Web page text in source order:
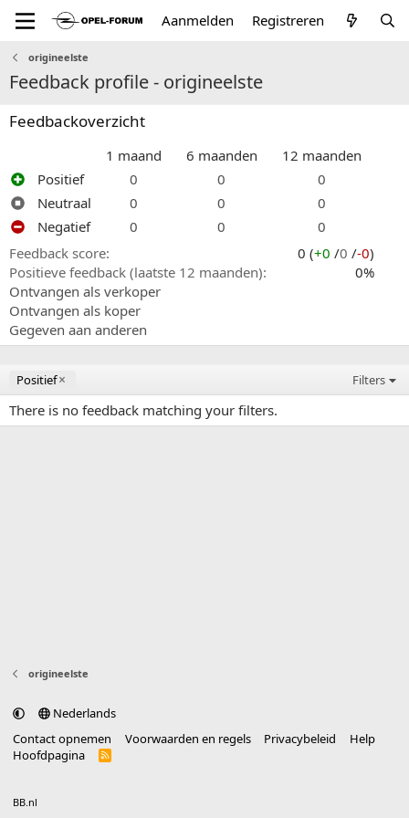
Aanmelden Registreren
origineelste
Feedback profile - origineelste
Feedbackoverzicht
1 maand 6 maanden
12 maanden
Positief
0 0
0
Neutraal
0 0
0
Negatief
0 0
0
Feedback score
0 (+0 /0 /-0)
Positieve feedback (laatste 12 maanden)
0%
Ontvangen als verkoper
Ontvangen als koper
Gegeven aan anderen
Positief Filters
There is no feedback matching your filters.
origineelste
Nederlands
Contact opnemen
Voorwaarden en regels Privacybeleid
Help
Hoofdpagina
R
BB.nl